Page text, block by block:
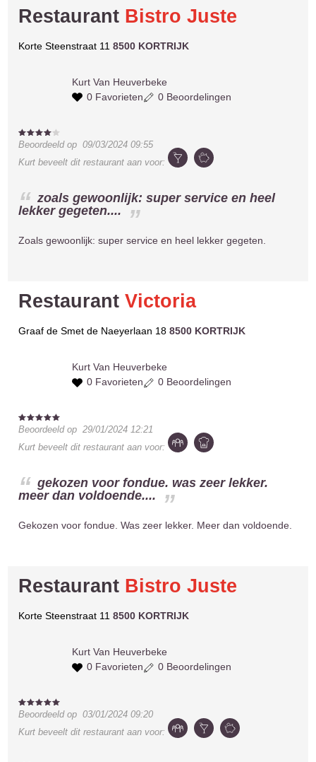
Restaurant Bistro Juste
Korte Steenstraat 118500 KORTRIJK
Kurt Van Heuverbeke
0 Favorieten
0 Beoordelingen
Beoordeeld op09/03/2024 09:55
Kurt beveelt dit restaurant aan voor:
zoals gewoonlijk: super service en heel
lekker gegeten....
Zoals gewoonlijk: super service en heel lekker gegeten.
Restaurant Victoria
Graaf de Smet de Naeyerlaan 188500 KORTRIJK
Kurt Van Heuverbeke
0 Favorieten
0 Beoordelingen
Beoordeeld op29/01/2024 12:21
Kurt beveelt dit restaurant aan voor:
gekozen voor fondue. was zeer lekker.
meer dan voldoende....
Gekozen voor fondue. Was zeer lekker. Meer dan voldoende.
Restaurant Bistro Juste
Korte Steenstraat 118500 KORTRIJK
Kurt Van Heuverbeke
0 Favorieten
0 Beoordelingen
Beoordeeld op03/01/2024 09:20
Kurt beveelt dit restaurant aan voor: